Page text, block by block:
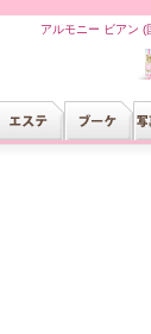
アルモニー ビアン (